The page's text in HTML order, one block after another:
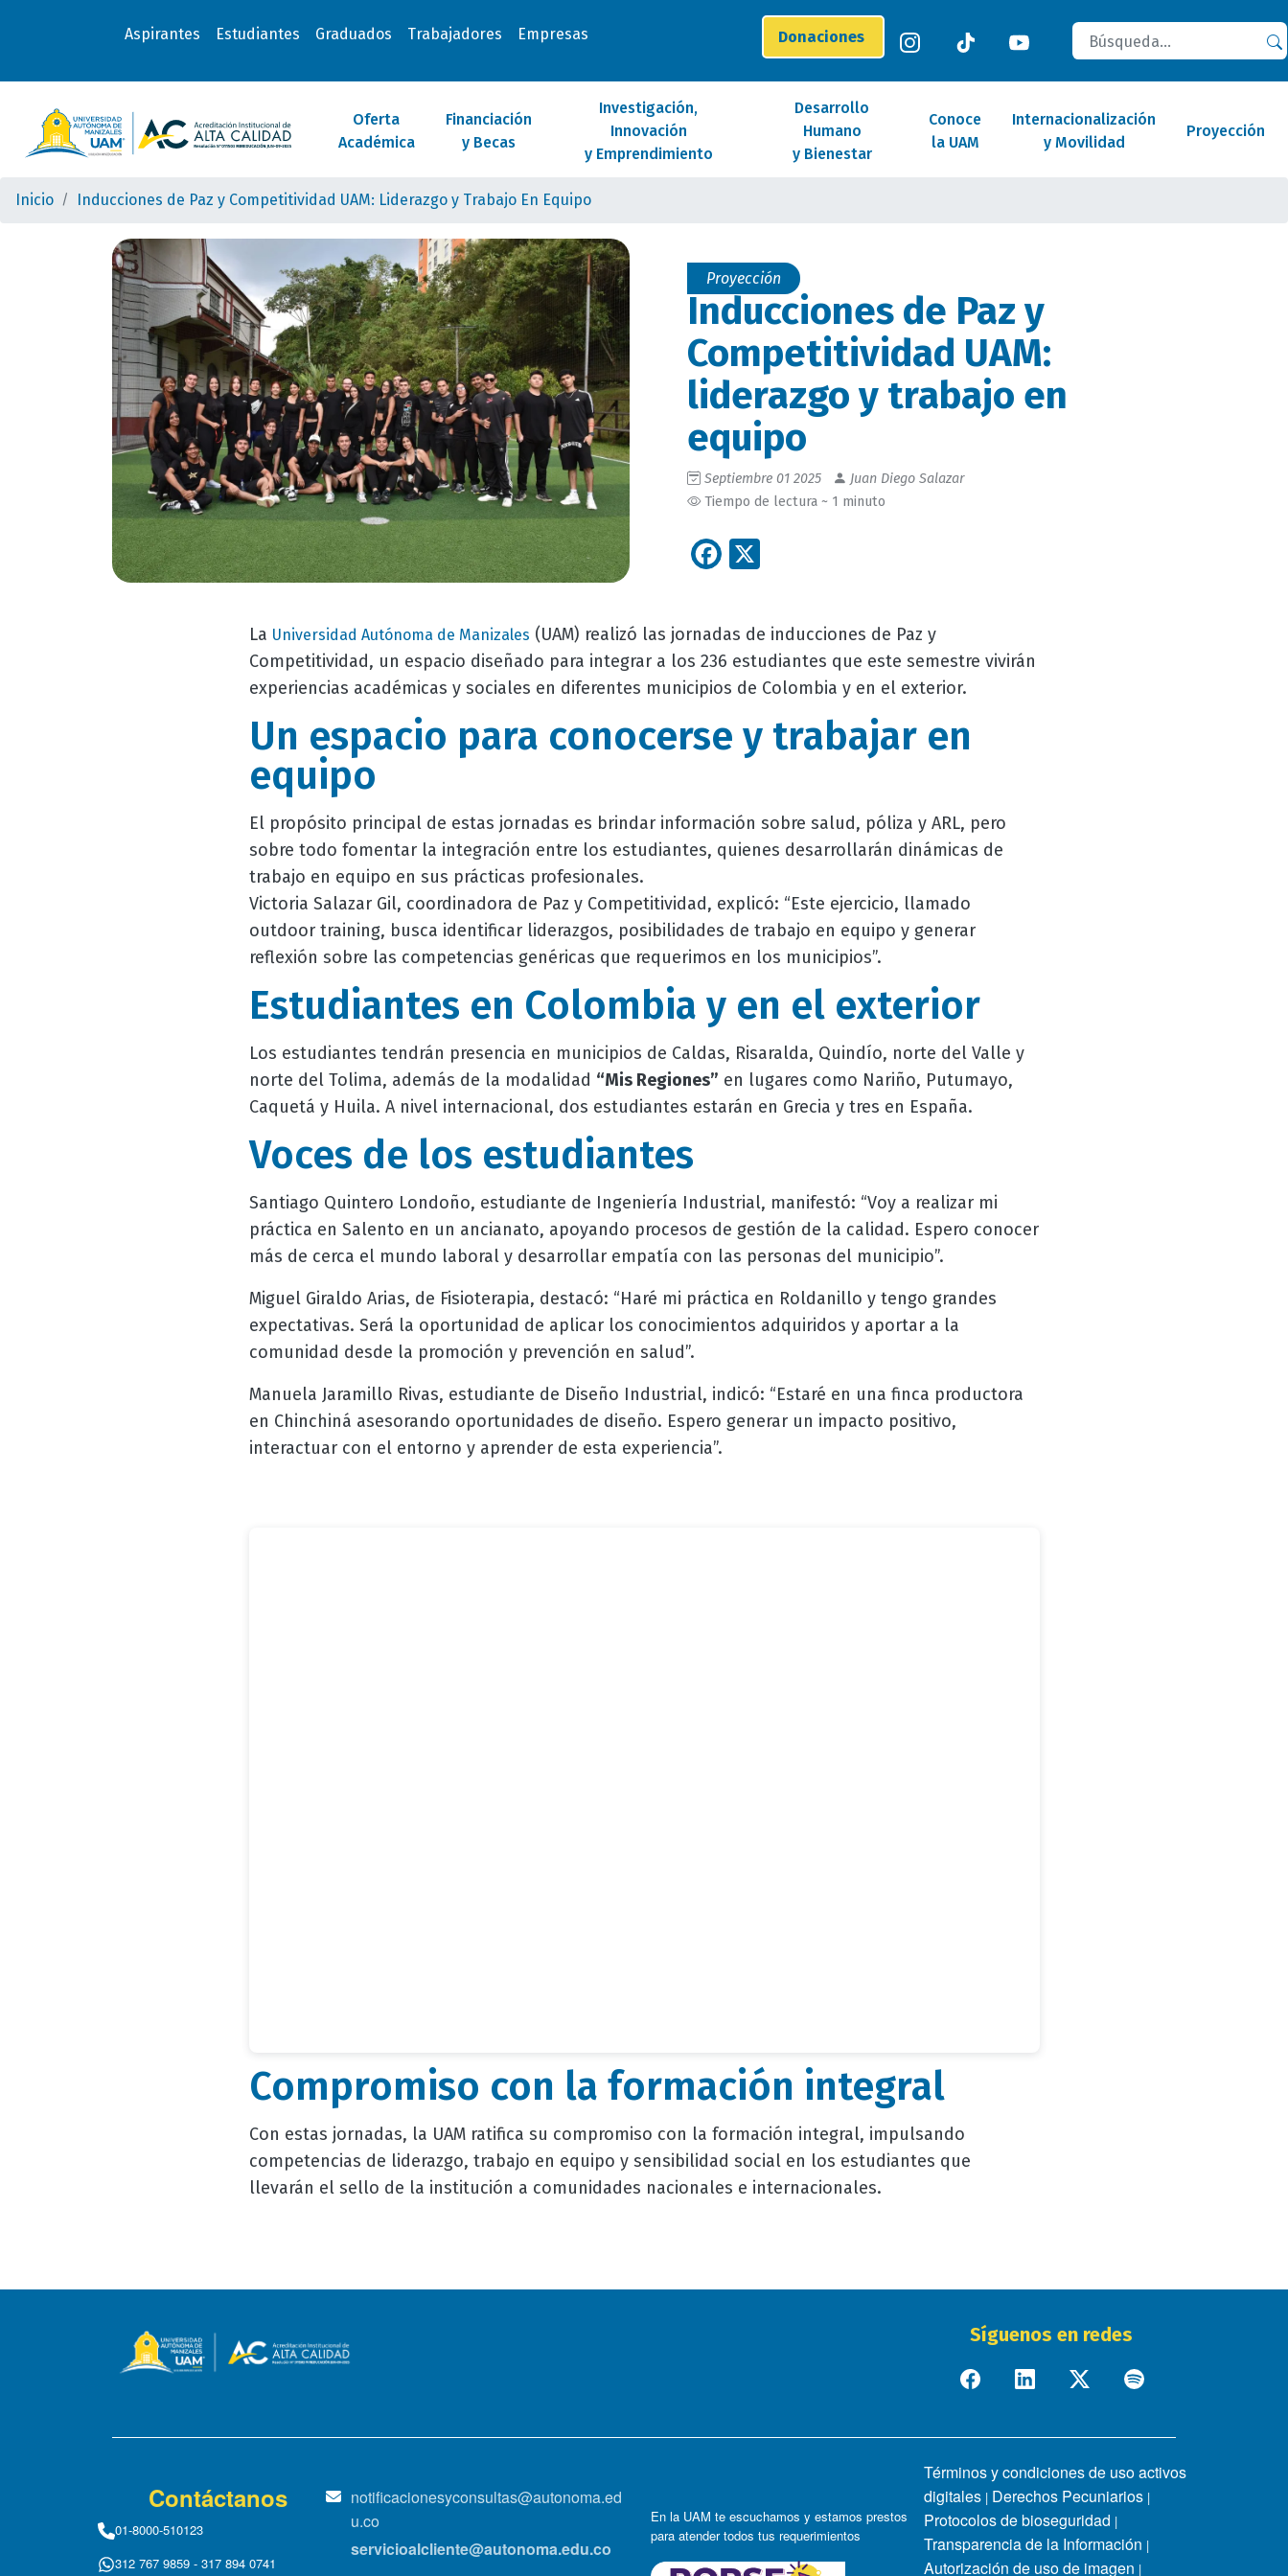
Aspirantes Estudiantes Graduados Trabajadores Empresas Donaciones
Buscar
Oferta
Académica
Financiación
y Becas
Investigación,
Innovación
y Emprendimiento
Desarrollo
Humano
y Bienestar
Conoce
la UAM
Internacionalización
y Movilidad
Proyección
Inicio Inducciones de Paz y Competitividad UAM: Liderazgo y Trabajo En Equipo
Proyección
Inducciones de Paz y
Competitividad UAM:
liderazgo y trabajo en
equipo
Septiembre 01 2025
Juan Diego Salazar
Tiempo de lectura ~ 1 minuto
Facebook
La Universidad Autónoma de Manizales (UAM) realizó las jornadas de inducciones de Paz y
Competitividad, un espacio diseñado para integrar a los 236 estudiantes que este semestre vivirán
experiencias académicas y sociales en diferentes municipios de Colombia y en el exterior.
Un espacio para conocerse y trabajar en
equipo
El propósito principal de estas jornadas es brindar información sobre salud, póliza y ARL, pero
sobre todo fomentar la integración entre los estudiantes, quienes desarrollarán dinámicas de
trabajo en equipo en sus prácticas profesionales.
Victoria Salazar Gil, coordinadora de Paz y Competitividad, explicó: “Este ejercicio, llamado
outdoor training, busca identificar liderazgos, posibilidades de trabajo en equipo y generar
reflexión sobre las competencias genéricas que requerimos en los municipios”.
Estudiantes en Colombia y en el exterior
Los estudiantes tendrán presencia en municipios de Caldas, Risaralda, Quindío, norte del Valle y
norte del Tolima, además de la modalidad “Mis Regiones” en lugares como Nariño, Putumayo,
Caquetá y Huila. A nivel internacional, dos estudiantes estarán en Grecia y tres en España.
Voces de los estudiantes
Santiago Quintero Londoño, estudiante de Ingeniería Industrial, manifestó: “Voy a realizar mi
práctica en Salento en un ancianato, apoyando procesos de gestión de la calidad. Espero conocer
más de cerca el mundo laboral y desarrollar empatía con las personas del municipio”.
Miguel Giraldo Arias, de Fisioterapia, destacó: “Haré mi práctica en Roldanillo y tengo grandes
expectativas. Será la oportunidad de aplicar los conocimientos adquiridos y aportar a la
comunidad desde la promoción y prevención en salud”.
Manuela Jaramillo Rivas, estudiante de Diseño Industrial, indicó: “Estaré en una finca productora
en Chinchiná asesorando oportunidades de diseño. Espero generar un impacto positivo,
interactuar con el entorno y aprender de esta experiencia”.
Compromiso con la formación integral
Con estas jornadas, la UAM ratifica su compromiso con la formación integral, impulsando
competencias de liderazgo, trabajo en equipo y sensibilidad social en los estudiantes que
llevarán el sello de la institución a comunidades nacionales e internacionales.
Síguenos en redes
Contáctanos
01-8000-510123
312 767 9859 - 317 894 0741
notificacionesyconsultas@autonoma.ed
u.co
servicioalcliente@autonoma.edu.co
En la UAM te escuchamos y estamos prestos
para atender todos tus requerimientos
Términos y condiciones de uso activos
digitales | Derechos Pecuniarios |
Protocolos de bioseguridad |
Transparencia de la Información |
Autorización de uso de imagen |